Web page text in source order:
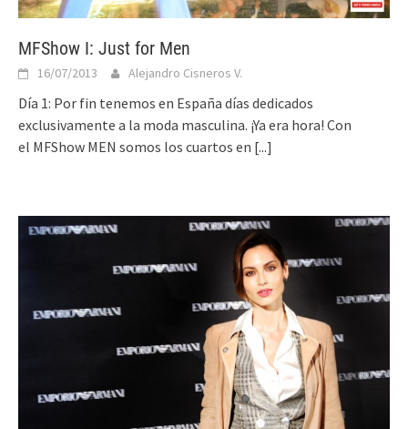
MFShow I: Just for Men
16/07/2013 Alejandro Cisneros V.
Día 1: Por fin tenemos en España días dedicados
exclusivamente a la moda masculina. ¡Ya era hora! Con
el MFShow MEN somos los cuartos en [...]